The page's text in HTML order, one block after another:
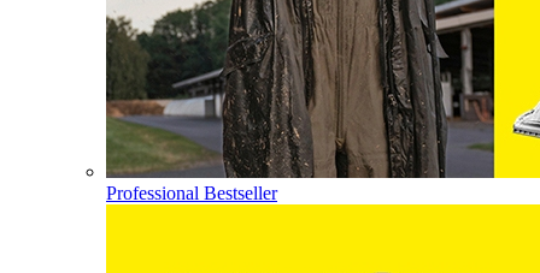
Professional Bestseller